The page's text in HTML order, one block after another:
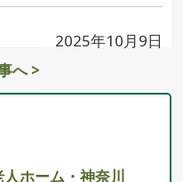
2025年10月9日
へ >
人ホーム・神奈川